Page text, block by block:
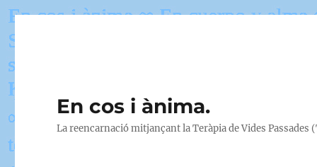
En cos i ànima.
La reencarnació mitjançant la Teràpia de Vides Passades